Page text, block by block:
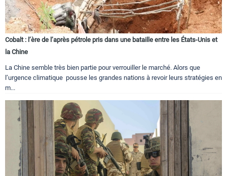
Cobalt : l’ère de l’après pétrole pris dans une bataille entre les États-Unis et
la Chine
La Chine semble très bien partie pour verrouiller le marché. Alors que
l’urgence climatique pousse les grandes nations à revoir leurs stratégies en
m...